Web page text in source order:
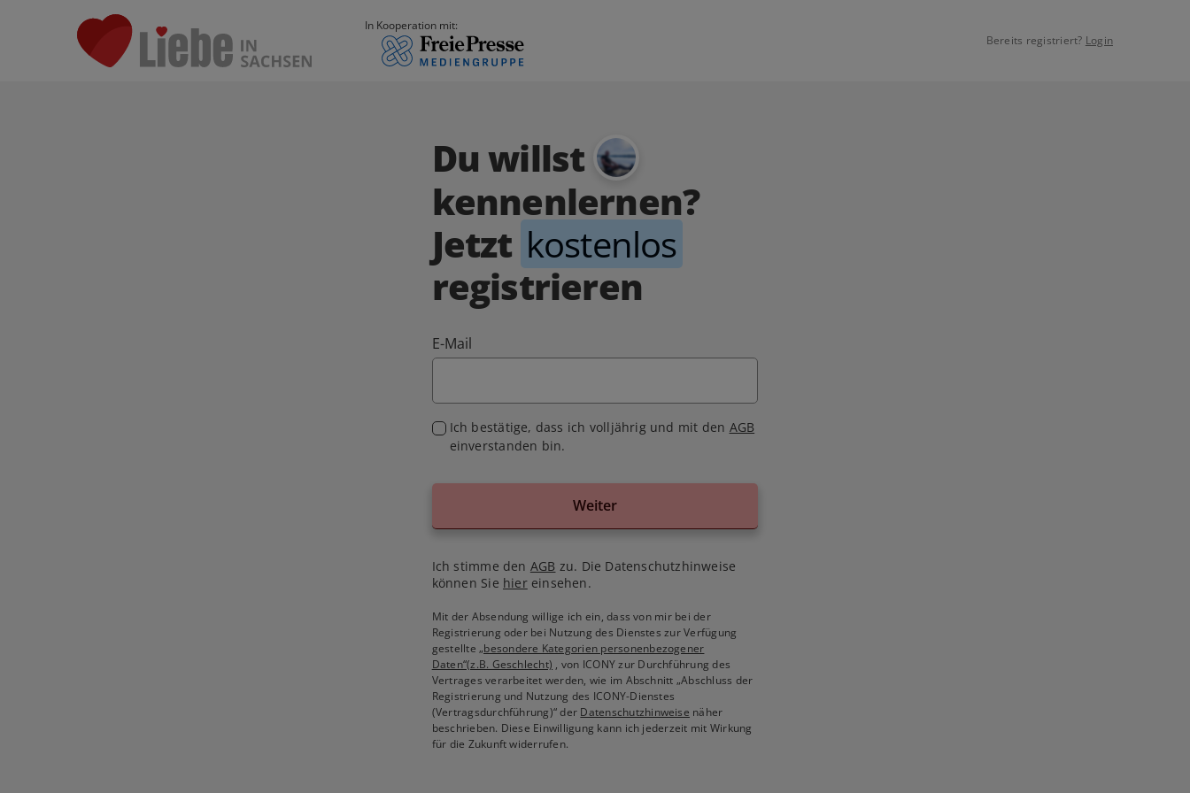
In Kooperation mit:
Bereits registriert? Login
Du willst
kennenlernen?
Jetzt kostenlos
registrieren
E-Mail
Ich bestätige, dass ich volljährig und mit den AGB
einverstanden bin.
Weiter
Ich stimme den AGB zu. Die Datenschutzhinweise
können Sie hiereinsehen.
Mit der Absendung willige ich ein, dass von mir bei der
Registrierung oder bei Nutzung des Dienstes zur Verfügung
gestellte„besondere Kategorien personenbezogener
Daten“(z.B. Geschlecht) , von ICONY zur Durchführung des
Vertrages verarbeitet werden, wie im Abschnitt „Abschluss der
Registrierung und Nutzung des ICONY-Dienstes
(Vertragsdurchführung)“ der Datenschutzhinweise näher
beschrieben. Diese Einwilligung kann ich jederzeit mit Wirkung
für die Zukunft widerrufen.